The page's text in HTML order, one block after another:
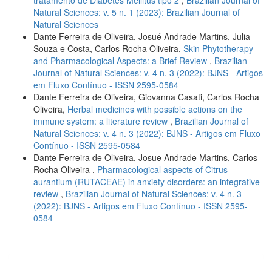
Natural Sciences: v. 5 n. 1 (2023): Brazilian Journal of
Natural Sciences
Dante Ferreira de Oliveira, Josué Andrade Martins, Julia
Souza e Costa, Carlos Rocha Oliveira, Skin Phytotherapy
and Pharmacological Aspects: a Brief Review , Brazilian
Journal of Natural Sciences: v. 4 n. 3 (2022): BJNS - Artigos
em Fluxo Contínuo - ISSN 2595-0584
Dante Ferreira de Oliveira, Giovanna Casati, Carlos Rocha
Oliveira, Herbal medicines with possible actions on the
immune system: a literature review , Brazilian Journal of
Natural Sciences: v. 4 n. 3 (2022): BJNS - Artigos em Fluxo
Contínuo - ISSN 2595-0584
Dante Ferreira de Oliveira, Josue Andrade Martins, Carlos
Rocha Oliveira , Pharmacological aspects of Citrus
aurantium (RUTACEAE) in anxiety disorders: an integrative
review , Brazilian Journal of Natural Sciences: v. 4 n. 3
(2022): BJNS - Artigos em Fluxo Contínuo - ISSN 2595-
0584